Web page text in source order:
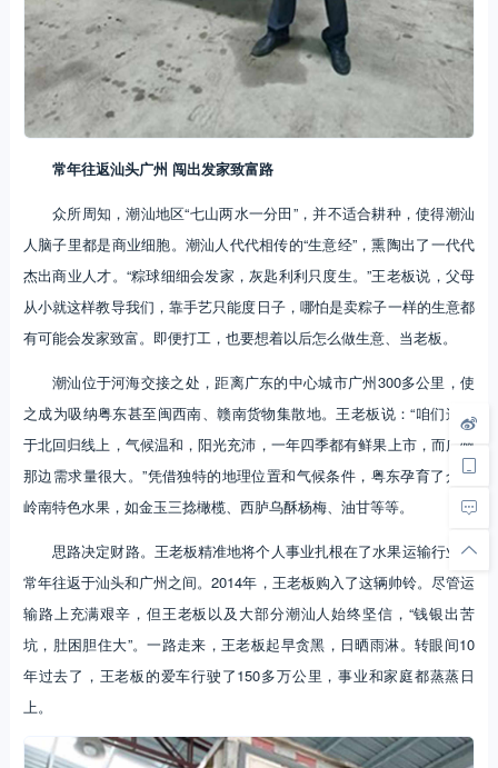
常年往返汕头广州 闯出发家致富路
众所周知，潮汕地区“七山两水一分田”，并不适合耕种，使得潮汕
人脑子里都是商业细胞。潮汕人代代相传的“生意经”，熏陶出了一代代
杰出商业人才。“粽球细细会发家，灰匙利利只度生。”王老板说，父母
从小就这样教导我们，靠手艺只能度日子，哪怕是卖粽子一样的生意都
有可能会发家致富。即便打工，也要想着以后怎么做生意、当老板。
潮汕位于河海交接之处，距离广东的中心城市广州300多公里，使
之成为吸纳粤东甚至闽西南、赣南货物集散地。王老板说：“咱们这位
于北回归线上，气候温和，阳光充沛，一年四季都有鲜果上市，而广州
那边需求量很大。”凭借独特的地理位置和气候条件，粤东孕育了众多
岭南特色水果，如金玉三捻橄榄、西胪乌酥杨梅、油甘等等。
思路决定财路。王老板精准地将个人事业扎根在了水果运输行业，
常年往返于汕头和广州之间。2014年，王老板购入了这辆帅铃。尽管运
输路上充满艰辛，但王老板以及大部分潮汕人始终坚信，“钱银出苦
坑，肚困胆住大”。一路走来，王老板起早贪黑，日晒雨淋。转眼间10
年过去了，王老板的爱车行驶了150多万公里，事业和家庭都蒸蒸日
上。